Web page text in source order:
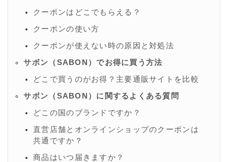
クーポンはどこでもらえる？
クーポンの使い方
クーポンが使えない時の原因と対処法
サボン（SABON）でお得に買う方法
どこで買うのがお得？主要通販サイトを比較
サボン（SABON）に関するよくある質問
どこの国のブランドですか？
直営店舗とオンラインショップのクーポンは
共通ですか？
商品はいつ届きますか？